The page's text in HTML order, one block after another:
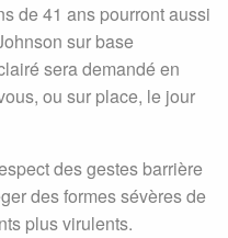
de 41 ans pourront aussi
sur base
sera demandé en
ou sur place, le jour
des gestes barrière
des formes sévères de
plusvirulents.